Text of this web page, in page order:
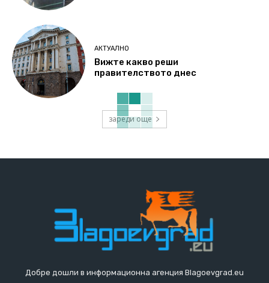
АКТУАЛНО
Вижте какво реши
правителството днес
зареди още
Добре дошли в информационна агенция Blagoevgrad.eu